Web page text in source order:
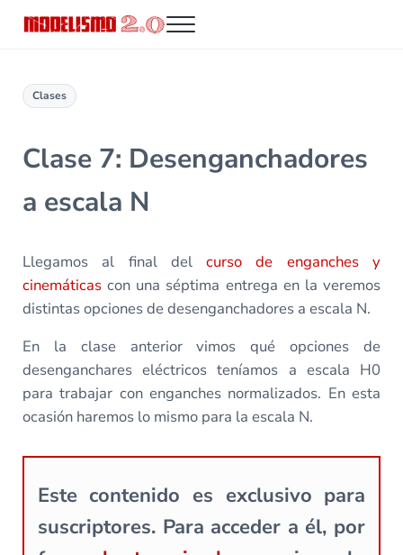
Menu
Clases
Clase 7: Desenganchadores
a escala N
Llegamos al final delcurso de enganches y
cinemáticascon una séptima entrega en la veremos
distintas opciones de desenganchadores a escala N.
En la clase anterior vimos qué opciones de
desenganchares eléctricos teníamos a escala H0
para trabajar con enganches normalizados. En esta
ocasión haremos lo mismo para la escala N.
Este contenido es exclusivo para
suscriptores. Para acceder a él, por